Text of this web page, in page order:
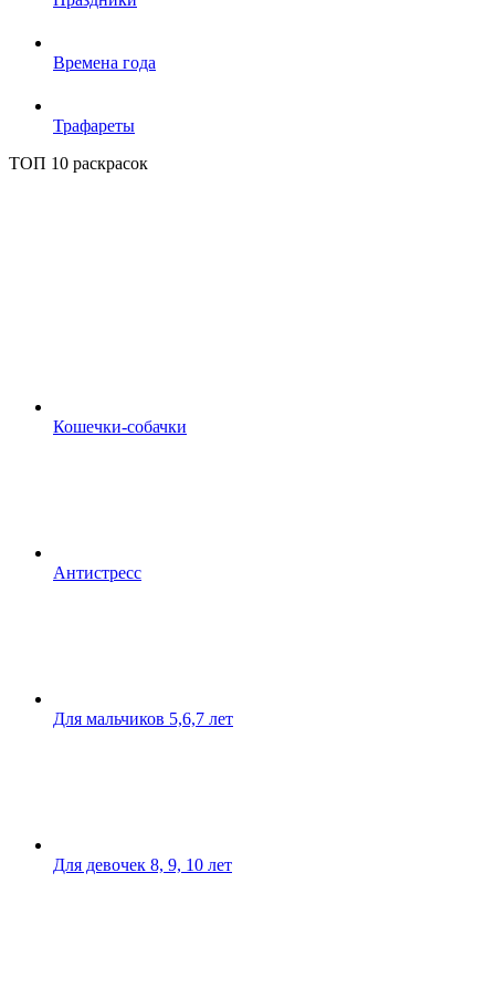
Времена года
Трафареты
ТОП 10 раскрасок
Кошечки-собачки
Антистресс
Для мальчиков 5,6,7 лет
Для девочек 8, 9, 10 лет